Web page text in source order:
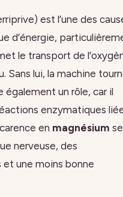
est l’une des
d’énergie,
le transport de
Sans lui, la machine
également un rôle, car il
enzymatiques
en magnésium se
nerveuse, des
une moins bonne